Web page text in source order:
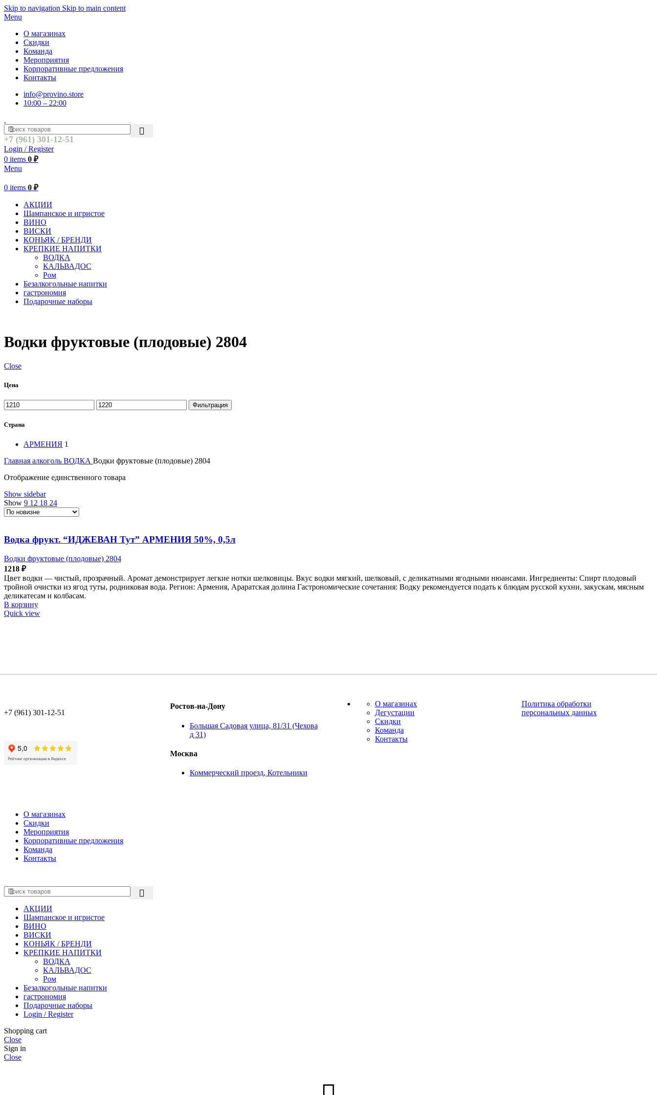
Skip to navigation Skip to main content
Menu
О магазинах
Скидки
Команда
Мероприятия
Корпоративные предложения
Контакты
info@provino.store
10:00 – 22:00
+7 (961) 301-12-51
Login / Register
0 items 0 ₽
Menu
0 items 0 ₽
АКЦИИ
Шампанское и игристое
ВИНО
ВИСКИ
КОНЬЯК / БРЕНДИ
КРЕПКИЕ НАПИТКИ
ВОДКА
КАЛЬВАДОС
Ром
Безалкогольные напитки
гастрономия
Подарочные наборы
Водки фруктовые (плодовые) 2804
Close
Цена
Минимальная
цена
Максимальная
цена
Фильтрация
Страна
АРМЕНИЯ 1
Главная алкоголь ВОДКА Водки фруктовые (плодовые) 2804
Отображение единственного товара
Show sidebar
Show 9 12 18 24
Водка фрукт. “ИДЖЕВАН Тут” АРМЕНИЯ 50%, 0,5л
Водки фруктовые (плодовые) 2804
1218 ₽
Цвет водки — чистый, прозрачный. Аромат демонстрирует легкие нотки шелковицы. Вкус водки мягкий, шелковый, с деликатными ягодными нюансами. Ингредиенты: Спирт плодовый
тройной очистки из ягод туты, родниковая вода. Регион: Армения, Араратская долина Гастрономические сочетания: Водку рекомендуется подать к блюдам русской кухни, закускам, мясным
деликатесам и колбасам.
В корзину
Quick view
+7 (961) 301-12-51
Ростов-на-Дону
Большая Садовая улица, 81/31 (Чехова
д 31)
Москва
Коммерческий проезд, Котельники
О магазинах
Дегустации
Скидки
Команда
Контакты
Политика обработки
персональных данных
О магазинах
Скидки
Мероприятия
Корпоративные предложения
Команда
Контакты
АКЦИИ
Шампанское и игристое
ВИНО
ВИСКИ
КОНЬЯК / БРЕНДИ
КРЕПКИЕ НАПИТКИ
ВОДКА
КАЛЬВАДОС
Ром
Безалкогольные напитки
гастрономия
Подарочные наборы
Login / Register
Shopping cart
Close
Sign in
Close